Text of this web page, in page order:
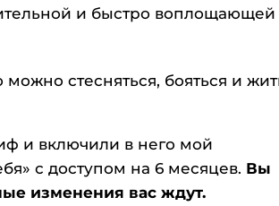
и быстро воплощающей
стесняться, бояться и
и включили в него мой
с доступом на 6 месяцев. Вы
изменения вас ждут.